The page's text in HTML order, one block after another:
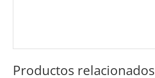
Productos relacionados